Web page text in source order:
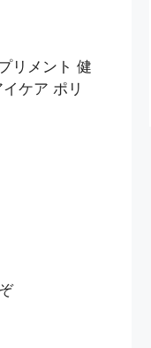
リメント 健
ケア ポリ